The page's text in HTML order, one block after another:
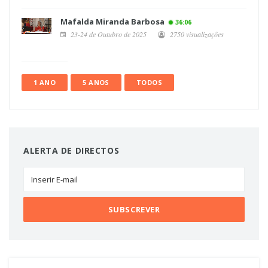
Mafalda Miranda Barbosa 36:06
23-24 de Outubro de 2025 2750 visualizações
1 ANO 5 ANOS TODOS
ALERTA DE DIRECTOS